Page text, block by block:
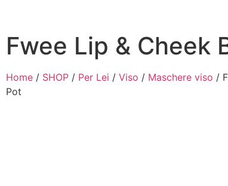
Fwee Lip & Cheek
Home / SHOP / Per Lei / Viso / Maschere viso /
Pot